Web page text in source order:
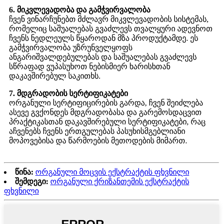
6. მიკვლევადობა და გამჭვირვალობა
ჩვენ ვინარჩუნებთ მძლავრ მიკვლევადობის სისტემას,
რომელიც საშუალებას გვაძლევს თვალყური ადევნოთ
ჩვენს ნედლეულს წყაროდან მზა პროდუქტამდე. ეს
გამჭვირვალობა უზრუნველყოფს
ანგარიშვალდებულებას და საშუალებას გვაძლევს
სწრაფად ვუპასუხოთ ნებისმიერ ხარისხთან
დაკავშირებულ საკითხს.
7. მდგრადობის სერტიფიკატები
ორგანული სერტიფიცირების გარდა, ჩვენ შეიძლება
ასევე გვქონდეს მდგრადობასა და გარემოსდაცვით
პრაქტიკასთან დაკავშირებული სერტიფიკატები, რაც
აჩვენებს ჩვენს ერთგულებას პასუხისმგებლიანი
მოპოვებისა და წარმოების მეთოდების მიმართ.
წინა: ორგანული მოცვის ექსტრაქტის ფხვნილი
შემდეგი: ორგანული ქრიზანთემის ექსტრაქტის
ფხვნილი